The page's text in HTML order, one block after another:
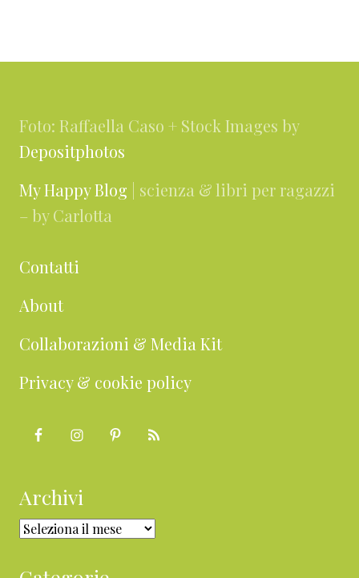
Foto: Raffaella Caso + Stock Images by
Depositphotos
My Happy Blog | scienza & libri per ragazzi
– by Carlotta
Contatti
About
Collaborazioni & Media Kit
Privacy & cookie policy
Archivi
Archivi